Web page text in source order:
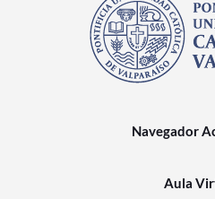
Navegador
Aula